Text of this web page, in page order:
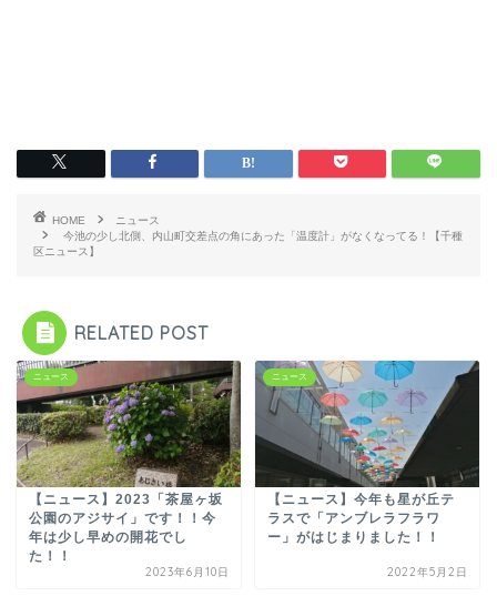
HOME
ニュース
今池の少し北側、内山町交差点の角にあった「温度計」がなくなってる！【千種
区ニュース】
RELATED POST
ニュース
【ニュース】2023「茶屋ヶ坂
公園のアジサイ」です！！今
年は少し早めの開花でし
た！！
2023年6月10日
ニュース
【ニュース】今年も星が丘テ
ラスで「アンブレラフラワ
ー」がはじまりました！！
2022年5月2日